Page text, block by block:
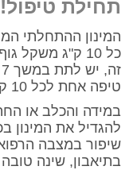
תחילת טיפול!
כל 10 ק"ג
טיפה אחת לכל 10 ק"ג ממשקל הגוף פעמיים ביום.
במידה והכלב או
שיפור במצבה
בתיאבון, שינה טובה